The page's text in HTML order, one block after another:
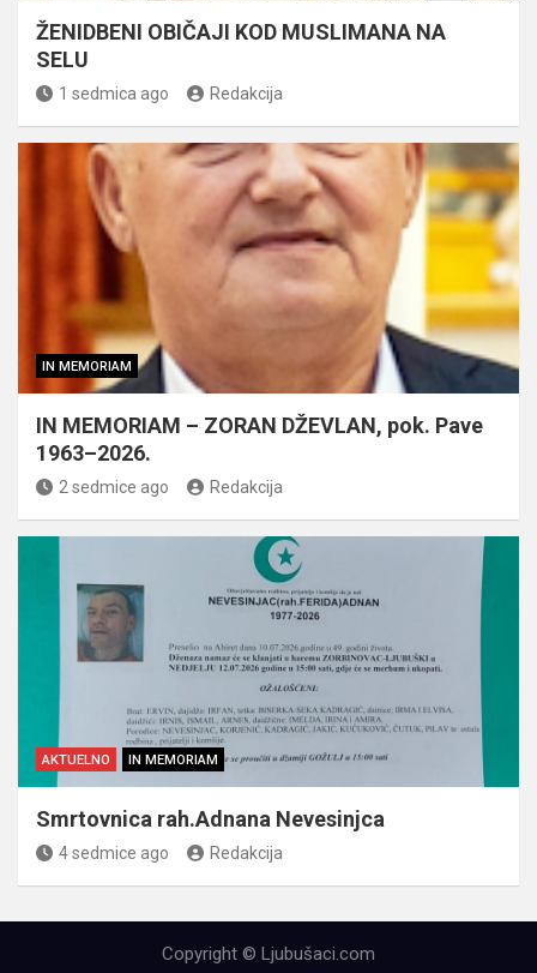
ŽENIDBENI OBIČAJI KOD MUSLIMANA NA
SELU
1 sedmica ago Redakcija
IN MEMORIAM
IN MEMORIAM – ZORAN DŽEVLAN, pok. Pave
1963–2026.
2 sedmice ago Redakcija
AKTUELNO IN MEMORIAM
Smrtovnica rah.Adnana Nevesinjca
4 sedmice ago Redakcija
Copyright © Ljubušaci.com